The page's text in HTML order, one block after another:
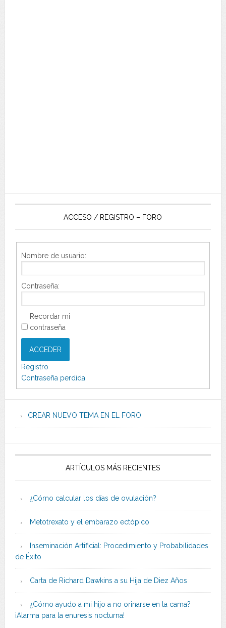
ACCESO / REGISTRO – FORO
Nombre de usuario:
Contraseña:
Recordar mi
contraseña
ACCEDER
Registro
Contraseña perdida
CREAR NUEVO TEMA EN EL FORO
ARTÍCULOS MÁS RECIENTES
¿Cómo calcular los días de ovulación?
Metotrexato y el embarazo ectópico
Inseminación Artificial: Procedimiento y Probabilidades
de Éxito
Carta de Richard Dawkins a su Hija de Diez Años
¿Cómo ayudo a mi hijo a no orinarse en la cama?
¡Alarma para la enuresis nocturna!